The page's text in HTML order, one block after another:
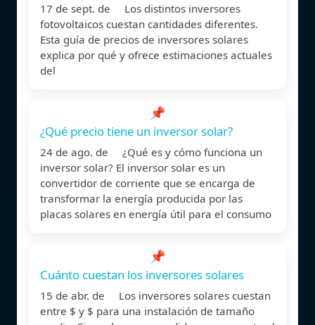
17 de sept. de Los distintos inversores
fotovoltaicos cuestan cantidades diferentes.
Esta guía de precios de inversores solares
explica por qué y ofrece estimaciones actuales
del
📌
¿Qué precio tiene un inversor solar?
24 de ago. de ¿Qué es y cómo funciona un
inversor solar? El inversor solar es un
convertidor de corriente que se encarga de
transformar la energía producida por las
placas solares en energía útil para el consumo
📌
Cuánto cuestan los inversores solares
15 de abr. de Los inversores solares cuestan
entre $ y $ para una instalación de tamaño